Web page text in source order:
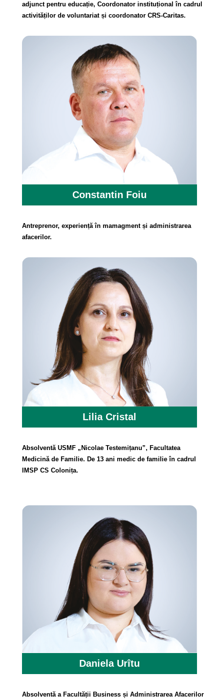
adjunct pentru educație, Coordonator instituțional în cadrul
activităților de voluntariat și coordonator CRS-Caritas.
Constantin Foiu
Antreprenor, experiență în mamagment și administrarea
afacerilor.
Lilia Cristal
Absolventă USMF „Nicolae Testemițanu”, Facultatea
Medicină de Familie. De 13 ani medic de familie în cadrul
IMSP CS Colonița.
Daniela Urîtu
Absolventă a Facultății Business și Administrarea Afacerilor